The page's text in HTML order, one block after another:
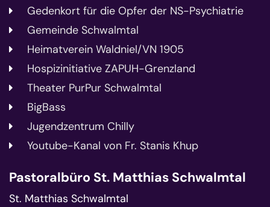
Gedenkort für die Opfer der NS-Psychiatrie
Gemeinde Schwalmtal
Heimatverein Waldniel/VN 1905
Hospizinitiative ZAPUH-Grenzland
Theater PurPur Schwalmtal
BigBass
Jugendzentrum Chilly
Youtube-Kanal von Fr. Stanis Khup
Pastoralbüro St. Matthias Schwalmtal
St. Matthias Schwalmtal